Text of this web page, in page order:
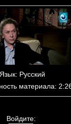
Язык: Русский
материала:
Войдите: